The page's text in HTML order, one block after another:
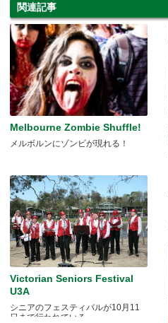
関連記事
Melbourne Zombie Shuffle!
メルボルンにゾンビが現れる！
Victorian Seniors Festival
U3A
シニアのフェスティバルが10月11
日まで行われている。